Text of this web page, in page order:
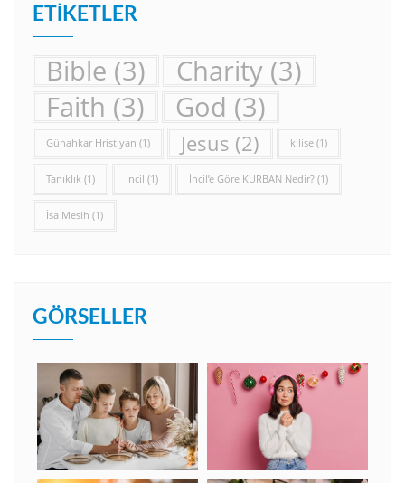
ETIKETLER
Bible (3) Charity (3)
Faith (3) God (3)
Günahkar Hristiyan (1) Jesus (2) kilise (1)
Tanıklık (1) İncil (1) İncil’e Göre KURBAN Nedir? (1)
İsa Mesih (1)
GÖRSELLER